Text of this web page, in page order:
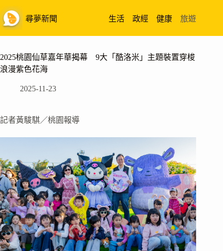
至
主
內
容
尋夢新聞 生活 政經 健康 旅遊
2025桃園仙草嘉年華揭幕 9大「酷洛米」主題裝置穿梭
浪漫紫色花海
2025-11-23
記者黃駿騏／桃園報導